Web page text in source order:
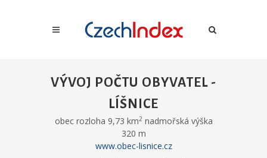
VÝVOJ POČTU OBYVATEL -
LÍŠNICE
obec rozloha 9,73 km2nadmořská výška
320 m
www.obec-lisnice.cz